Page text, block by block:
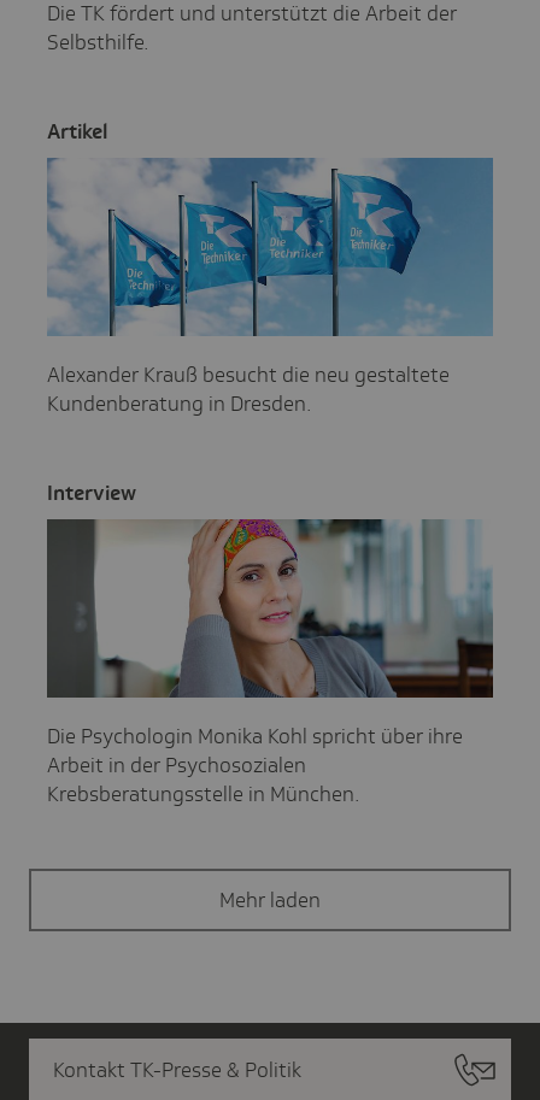
Die TK fördert und unterstützt die Arbeit der
Selbsthilfe.
Artikel
Alexander Krauß besucht die neu gestaltete
Kundenberatung in Dresden.
Inter­view
Die Psychologin Monika Kohl spricht über ihre
Arbeit in der Psychosozialen
Krebsberatungsstelle in München.
Mehr laden
Kontakt TK-Presse & Politik